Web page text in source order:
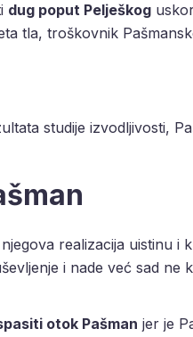
dug poput Pelješkog
tla, troškovnik
studije izvodljivosti,
realizacija uistinu i
i nade već sad ne
otok Pašman jer je